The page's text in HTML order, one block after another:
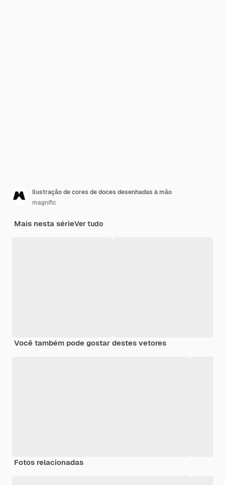
Ilustração de cores de doces desenhadas à mão
magnific
Mais nesta sérieVer tudo
Você também pode gostar destes vetores
Fotos relacionadas